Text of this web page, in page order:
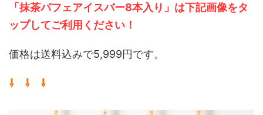
「抹茶パフェアイスバー8本入り」は下記画像をタ
ップしてご利用ください！
価格は送料込みで5,999円です。
⇩ ⇩ ⇩